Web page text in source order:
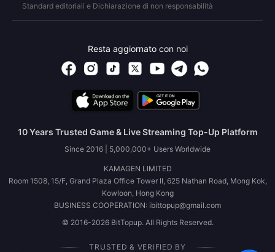
Standard editoriali e Dichiarazione di non responsabilità
Resta aggiornato con noi
10 Years Trusted Game & Live Streaming Top-Up Platform
Since 2016 | 5,000,000+ Users Worldwide
KAMAGEN LIMITED
Room 1508, 15/F, Grand Plaza Office Tower II, 625 Nathan Road, Mong Kok,
Kowloon, Hong Kong
BUSINESS COOPERATION: ibittopup@gmail.com
© 2016-2026 BitTopup. All Rights Reserved.
TRUSTED & VERIFIED BY